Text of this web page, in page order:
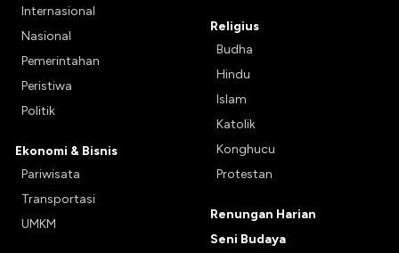
Internasional
Nasional
Pemerintahan
Peristiwa
Politik
Ekonomi & Bisnis
Pariwisata
Transportasi
UMKM
Religius
Budha
Hindu
Islam
Katolik
Konghucu
Protestan
Renungan Harian
Seni Budaya